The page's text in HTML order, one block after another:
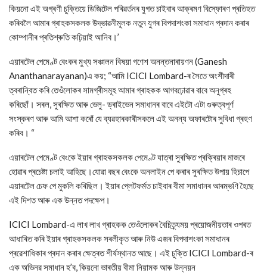
কিয়নো এই অগ্ৰণী চুক্তিয়ে ডিজিটেল পৰিৱৰ্তনৰ যুগত চাইবাৰ আক্ৰমণ বিস্ফোৰণ প্ৰতিহত
কৰিবলৈ আমাৰ গ্ৰাহকসকলক উদ্ভাৱনীমূলক নতুন যুগৰ বিপদাশংকা সমাধান প্ৰদান কৰাৰ
কোম্পানীৰ প্ৰতিশ্ৰুতি কঢ়িয়াই আনিব।’
এয়াৰটেল পেমেণ্ট বেংকৰ মুখ্য সঞ্চালন বিষয়া গণেশ অনন্তনাৰায়ণন (Ganesh
Ananthanarayanan)এ কয়; “আমি ICICI Lombard-ৰ সৈতে অংশীদাৰী
ত্বৰান্বিত কৰি তেওঁলোকৰ সামগ্ৰীসমূহ আমাৰ গ্ৰাহকক আগবঢ়োৱাৰ বাবে অনুগ্ৰহ
কৰিছোঁ। সৰল, সুৰক্ষিত আৰু ভেলু- ড্ৰাইভেন সমাধানৰ বাবে এইটো এটা গুৰুত্বপূৰ্ণ
সংস্কৰণ আৰু আমি আশা কৰোঁ যে ব্যৱহাৰকাৰীসকলে এই অনন্য অফাৰটোৰ সুবিধা গ্ৰহণ
কৰিব। “
এয়াৰটেল পেমেণ্ট বেংকে ইয়াৰ গ্ৰাহকসকলক পেমেণ্ট যাত্ৰা সুৰক্ষিত প্ৰক্ৰিয়াৰ মাজৰে
হোৱাৰ প্ৰচেষ্টা চলাই আহিছে।যোৱা বছৰ বেংকে অনলাইন পে কৰাৰ সুৰক্ষিত উপায় হিচাপে
এয়াৰটেল চেফ পে মুকলি কৰিছিল। ইয়াৰ প্লেটফৰ্মত চাইবাৰ বীমা সমাধানৰ আৰম্ভণি হৈছে
এই দিশত আৰু এক উন্নত পদক্ষেপ।
ICICI Lombard-এ লাখ লাখ গ্ৰাহকক তেওঁলোকৰ বৈচিত্ৰ্যময় প্ৰয়োজনীয়তাৰ ওপৰত
আধাৰিত কৰি ইয়াৰ গ্ৰাহকসকলক সৰলীকৃত আৰু নিউ এজৰ বিপদাশংকা সমাধানৰ
প্ৰৱেশাধিকাৰ প্ৰদান কৰাৰ ক্ষেত্ৰত শীৰ্ষস্থানত আছে। এই চুক্তি ICICI Lombard-ৰ
এক অভিনৱ সমাধান হ’ব, কিয়নো ভাৰতীয় বীমা নিয়ামক আৰু উন্নয়ন